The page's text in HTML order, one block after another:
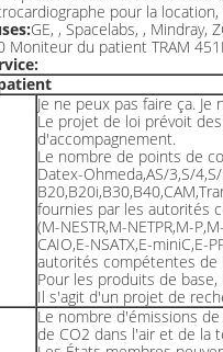
pour la
GE, , Spacelabs, , Mindray,
Moniteur du patient TRAM
Je ne peux pas faire ça. Je
Le projet de loi prévoit
d'accompagnement.
Le nombre de points de
Datex-Ohmeda,AS/3,S/
fournies par les autorités
(M-NESTR,M-NETPR,M-
CAIO,E-NSATX,E-
autorités compétentes de
Pour les produits de
Il s'agit d'un projet de
Le nombre d'émissions
de CO2 dans l'air et de la